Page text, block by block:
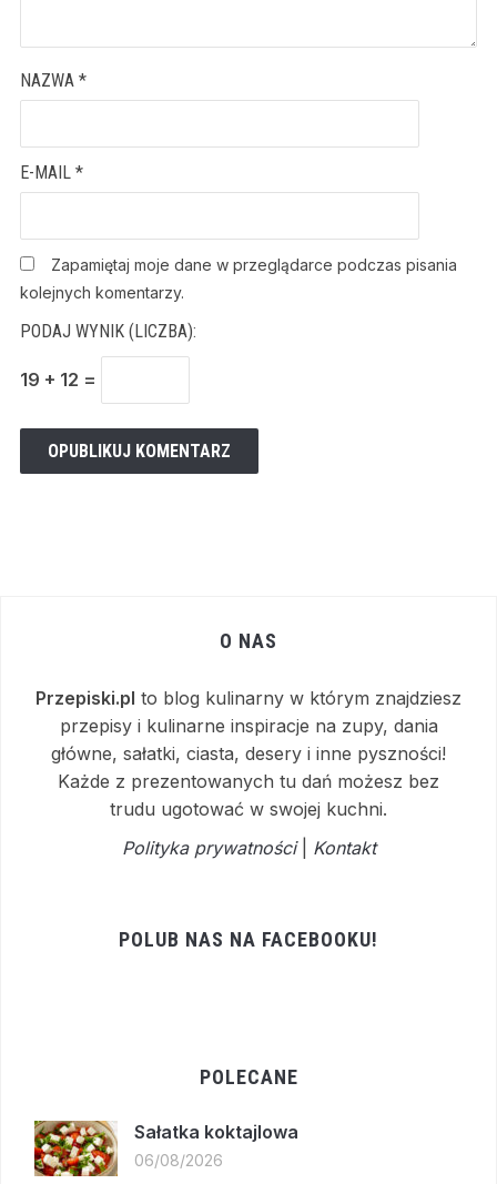
NAZWA *
E-MAIL *
Zapamiętaj moje dane w przeglądarce podczas pisania
kolejnych komentarzy.
PODAJ WYNIK (LICZBA):
19 + 12 =
O NAS
Przepiski.pl to blog kulinarny w którym znajdziesz
przepisy i kulinarne inspiracje na zupy, dania
główne, sałatki, ciasta, desery i inne pyszności!
Każde z prezentowanych tu dań możesz bez
trudu ugotować w swojej kuchni.
Polityka prywatności| Kontakt
POLUB NAS NA FACEBOOKU!
POLECANE
Sałatka koktajlowa
06/08/2026